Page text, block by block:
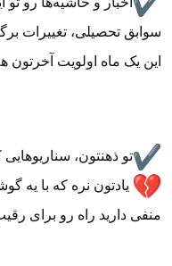
سوابق تحصیلی، تغییرات
این یک ماه اولویت آخرتون
تو ذهنتون،
یادتون نره که با یه
منفی دارید راه رو برای